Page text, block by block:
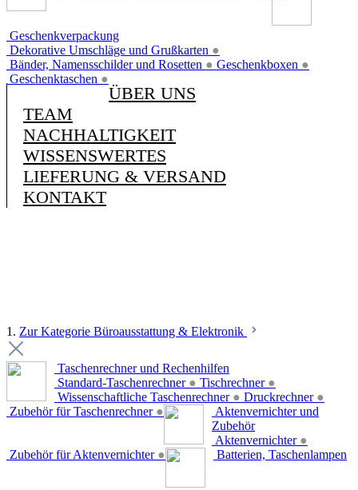
Geschenkverpackung
Dekorative Umschläge und Grußkarten ●
Bänder, Namensschilder und Rosetten ● Geschenkboxen ●
Geschenktaschen ●
ÜBER UNS
TEAM
NACHHALTIGKEIT
WISSENSWERTES
LIEFERUNG & VERSAND
KONTAKT
1. Zur Kategorie Büroausstattung & Elektronik
Taschenrechner und Rechenhilfen
Standard-Taschenrechner ● Tischrechner ●
Wissenschaftliche Taschenrechner ● Druckrechner ●
Zubehör für Taschenrechner ●
Aktenvernichter und
Zubehör
Aktenvernichter ●
Zubehör für Aktenvernichter ● Batterien, Taschenlampen